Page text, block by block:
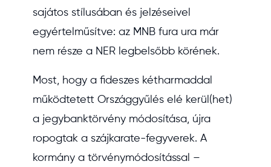
sajátos stílusában és jelzéseivel
egyértelműsítve: az MNB fura ura már
nem része a NER legbelsőbb körének.
Most, hogy a fideszes kétharmaddal
működtetett Országgyűlés elé kerül(het)
a jegybanktörvény módosítása, újra
ropogtak a szájkarate-fegyverek. A
kormány a törvénymódosítással –